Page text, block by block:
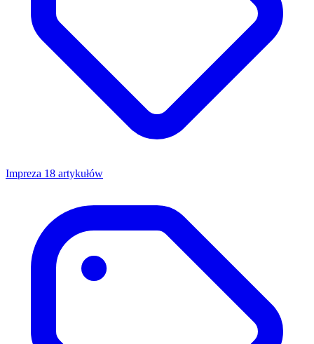
Impreza 18 artykułów